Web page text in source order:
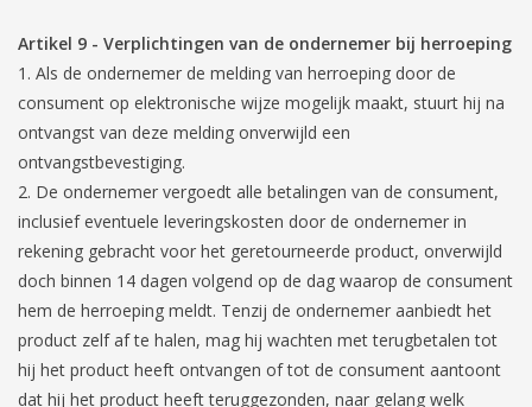
Artikel 9 - Verplichtingen van de ondernemer bij herroeping
Als de ondernemer de melding van herroeping door de
consument op elektronische wijze mogelijk maakt, stuurt hij na
ontvangst van deze melding onverwijld een
ontvangstbevestiging.
De ondernemer vergoedt alle betalingen van de consument,
inclusief eventuele leveringskosten door de ondernemer in
rekening gebracht voor het geretourneerde product, onverwijld
doch binnen 14 dagen volgend op de dag waarop de consument
hem de herroeping meldt. Tenzij de ondernemer aanbiedt het
product zelf af te halen, mag hij wachten met terugbetalen tot
hij het product heeft ontvangen of tot de consument aantoont
dat hij het product heeft teruggezonden, naar gelang welk